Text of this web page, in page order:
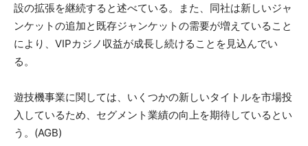
設の拡張を継続すると述べている。また、同社は新しいジャ
ンケットの追加と既存ジャンケットの需要が増えていること
により、VIPカジノ収益が成長し続けることを見込んでい
る。
遊技機事業に関しては、いくつかの新しいタイトルを市場投
入しているため、セグメント業績の向上を期待しているとい
う。(AGB)